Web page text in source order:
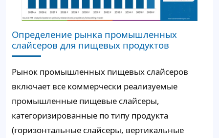
Определение рынка промышленных
слайсеров для пищевых продуктов
Рынок промышленных пищевых слайсеров
включает все коммерчески реализуемые
промышленные пищевые слайсеры,
категоризированные по типу продукта
(горизонтальные слайсеры, вертикальные